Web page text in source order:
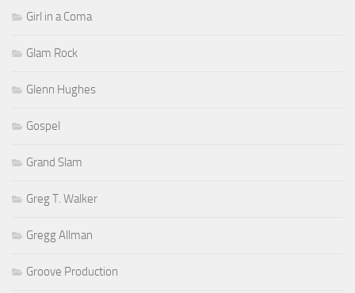
Girl in a Coma
Glam Rock
Glenn Hughes
Gospel
Grand Slam
Greg T. Walker
Gregg Allman
Groove Production